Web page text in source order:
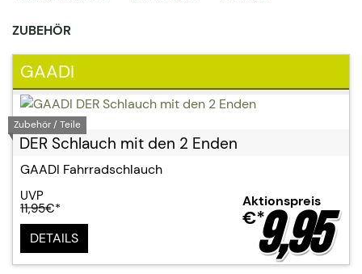
ZUBEHÖR
GAADI
Zubehör / Teile
DER Schlauch mit den 2 Enden
GAADI Fahrradschlauch
UVP
11,95€* Aktionspreis
9,95
€*
DETAILS